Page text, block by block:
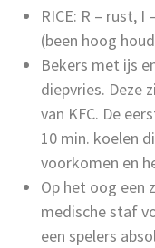
RICE: R – rust, I
(been hoog
Bekers met ijs
diepvries. Deze
van KFC. De
10 min. koelen
voorkomen en
Op het oog een
medische staf
een spelers